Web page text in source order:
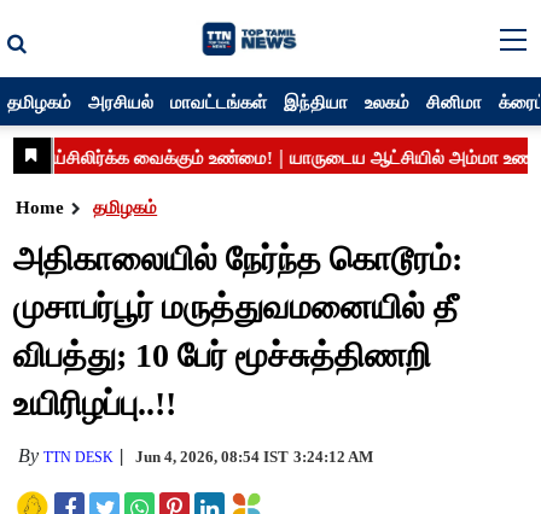
தமிழகம் அரசியல் மாவட்டங்கள் இந்தியா உலகம் சினிமா
Home தமிழகம்
அதிகாலையில் நேர்ந்த கொடூரம்:
முசாபர்பூர் மருத்துவமனையில் தீ
விபத்து; 10 பேர் மூச்சுத்திணறி
உயிரிழப்பு..!!
ByTTN DESK Jun 4, 2026, 08:54 IST 3:24:12 AM